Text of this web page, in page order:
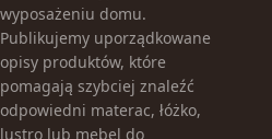
wyposażeniu domu.
Publikujemy uporządkowane
opisy produktów, które
pomagają szybciej znaleźć
odpowiedni materac, łóżko,
lustro lub mebel do